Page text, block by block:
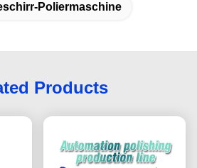
Poliermaschine
Products